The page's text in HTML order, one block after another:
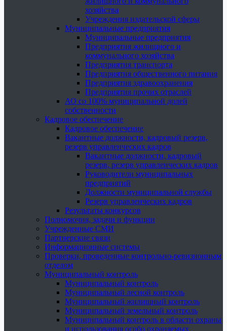
хозяйства
Учреждения издательской сферы
Муниципальные предприятия
Муниципальные предприятия
Предприятия жилищного и
коммунального хозяйства
Предприятия транспорта
Предприятия общественного питания
Предприятия здравоохранения
Предприятия прочих отраслей
АО со 100% муниципальной долей
собственности
Кадровое обеспечение
Кадровое обеспечение
Вакантные должности, кадровый резерв,
резерв управленческих кадров
Вакантные должности, кадровый
резерв, резерв управленческих кадров
Руководители муниципальных
предприятий
Должности муниципальной службы
Резерв управленческих кадров
Результаты конкурсов
Полномочия, задачи и функции
Учрежденные СМИ
Партнерские связи
Информационные системы
Проверки, проведенные контрольно-ревизионным
отделом
Муниципальный контроль
Муниципальный контроль
Муниципальный лесной контроль
Муниципальный жилищный контроль
Муниципальный земельный контроль
Муниципальный контроль в области охраны
и использования особо охраняемых